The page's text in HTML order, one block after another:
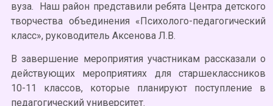
вуза. Наш район представили ребята Центра детского
творчества объединения «Психолого-педагогический
класс», руководитель Аксенова Л.В.
В завершение мероприятия участникам рассказали о
действующих мероприятиях для старшеклассников
10-11 классов, которые планируют поступление в
педагогический университет.